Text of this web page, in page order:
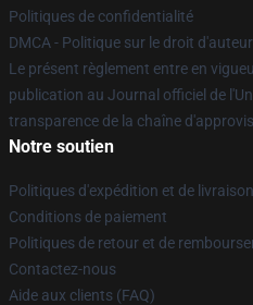
Politiques de confidentialité
DMCA - Politique sur le droit d'auteur
Le présent règlement entre en
publication au Journal officiel de
transparence de la chaîne
Notre soutien
Politiques d'expédition et de livraison
Conditions de paiement
Politiques de retour et de
Contactez-nous
Aide aux clients (FAQ)